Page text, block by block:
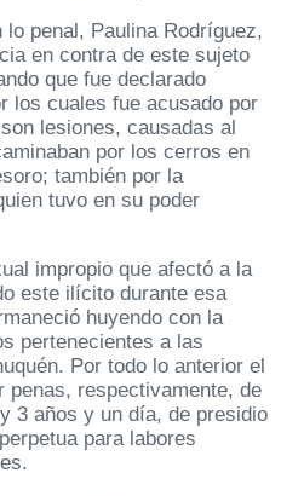
penal, Paulina Rodríguez,
en contra de este sujeto
que fue declarado
los cuales fue acusado por
lesiones, causadas al
por los cerros en
también por la
tuvo en su poder
impropio que afectó a la
este ilícito durante esa
huyendo con la
pertenecientes a las
Por todo lo anterior el
penas, respectivamente, de
3 años y un día, de presidio
para labores